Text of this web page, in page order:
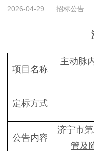
2026-04-29 招标公告
项目名称
主动脉
定标方式
公告内容
济宁市
管及